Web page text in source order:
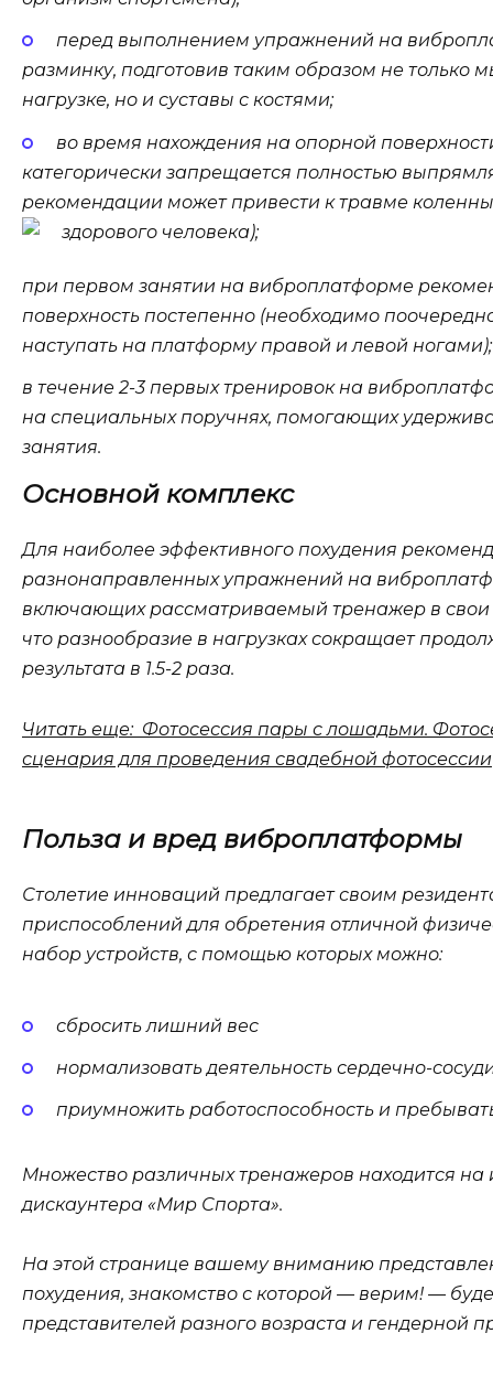
перед выполнением упражнений на
разминку, подготовив таким образом не только
нагрузке, но и суставы с костями;
во время нахождения на опорной
категорически запрещается полностью
рекомендации может привести к травме
здорового человека);
при первом занятии на виброплатформе
поверхность постепенно (необходимо
наступать на платформу правой и левой ногами);
в течение 2-3 первых тренировок на
на специальных поручнях, помогающих
занятия.
Основной комплекс
Для наиболее эффективного похудения
разнонаправленных упражнений на
включающих рассматриваемый тренажер в свои
что разнообразие в нагрузках сокращает
результата в 1.5-2 раза.
Читать еще: Фотосессия пары с лошадьми.
сценария для проведения свадебной фотосессии
Польза и вред виброплатформы
Столетие инноваций предлагает своим
приспособлений для обретения отличной
набор устройств, с помощью которых можно:
сбросить лишний вес
нормализовать деятельность сердечно-
приумножить работоспособность и
Множество различных тренажеров находится на
дискаунтера «Мир Спорта».
На этой странице вашему вниманию
похудения, знакомство с которой — верим! —
представителей разного возраста и гендерной